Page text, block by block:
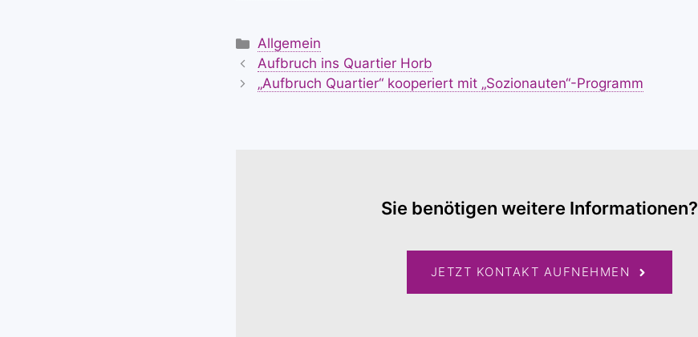
Kategorien
Allgemein
Aufbruch ins Quartier Horb
„Aufbruch Quartier“ kooperiert mit „Sozionauten“-Programm
Sie benötigen weitere Informationen?
JETZT KONTAKT AUFNEHMEN